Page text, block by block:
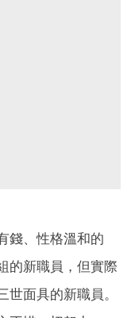
錢、性格溫和的
的新職員，但實際
面具的新職員。